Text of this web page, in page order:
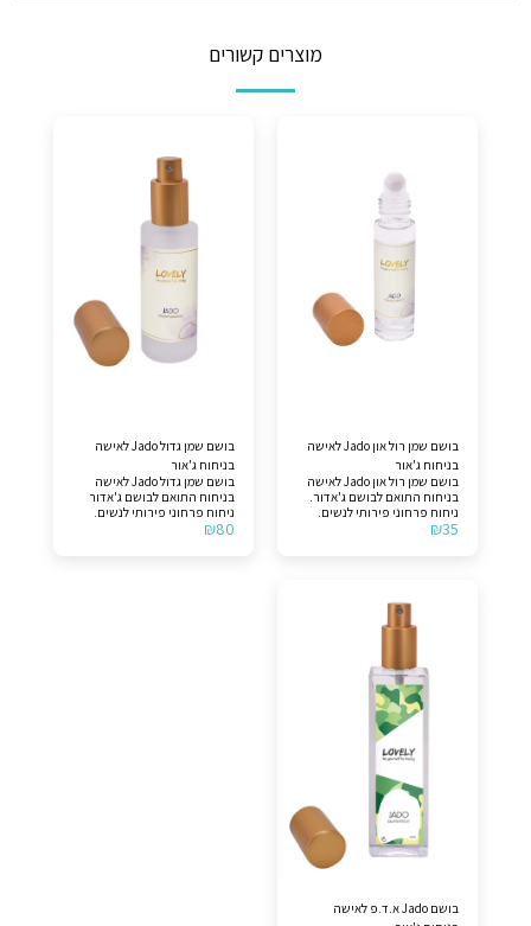
מוצרים קשורים
בושם שמן רול און Jado לאישה
בניחוח ג'אור
בושם שמן רול און Jado לאישה
בניחוח התואם לבושם ג'אדור.
ניחוח פרחוני פירותי לנשים.
תווים עליונים >> מגנוליה, מלון,
וורד. תווי בסיס >> מושק, וניל,
המוצר אינו מקורי.
₪35
בושם שמן גדול Jado לאישה
בניחוח ג'אור
בושם שמן גדול Jado לאישה
בניחוח התואם לבושם ג'אדור
ניחוח פרחוני פירותי לנשים.
תווים עליונים >> מגנוליה, מלון,
₪80
בושם Jado א.ד.פ לאישה